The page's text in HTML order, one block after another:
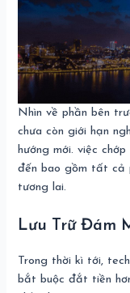
Nhìn về phần bên
chưa còn giới hạn
hướng mới. việc
đến bao gồm tất cả
tương lai.
Lưu Trữ Đám
Trong thời kì tới,
bắt buộc đắt tiền